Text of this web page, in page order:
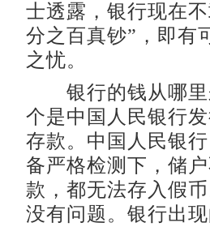
士透露，银行现在
分之百真钞”，即有
之忧。
银行的钱从哪里
个是中国人民银行
存款。中国人民银
备严格检测下，储
款，都无法存入假
没有问题。银行出